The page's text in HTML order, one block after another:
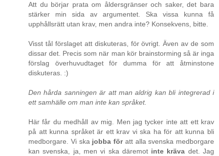
Att du börjar prata om åldersgränser och saker, det bara
stärker min sida av argumentet. Ska vissa kunna få
upphållsrätt utan krav, men andra inte? Konsekvens, bitte.
Visst tål förslaget att diskuteras, för övrigt. Även av de som
dissar det. Precis som när man kör brainstorming så är inga
förslag överhuvudtaget för dumma för att åtminstone
diskuteras. :)
Den hårda sanningen är att man aldrig kan bli integrerad i
ett samhälle om man inte kan språket.
Här får du medhåll av mig. Men jag tycker inte att ett krav
på att kunna språket är ett krav vi ska ha för att kunna bli
medborgare. Vi ska jobba föratt alla svenska medborgare
kan svenska, ja, men vi ska däremot inte kräva det. Jag